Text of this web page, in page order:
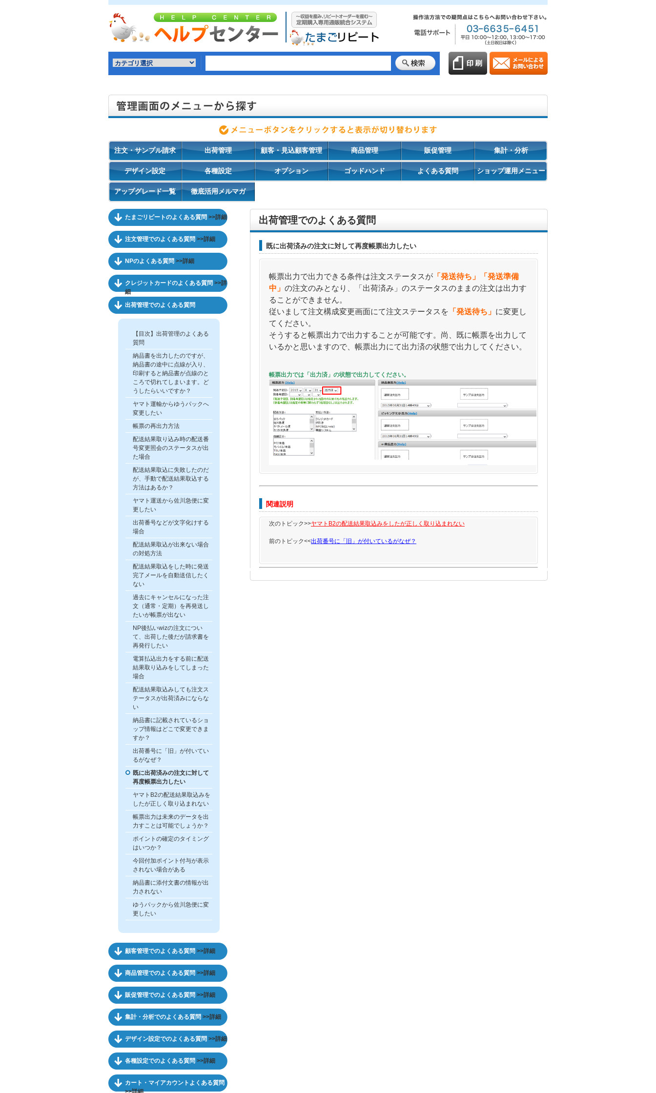
注文・サンプル請求 出荷管理 顧客・見込顧客管理 商品管理 販促管理 集計・分析
デザイン設定 各種設定 オプション ゴッドハンド よくある質問 ショップ運用メニュー
アップグレード一覧 徹底活用メルマガ
たまごリピートのよくある質問 >>詳細
注文管理でのよくある質問 >>詳細
NPのよくある質問 >>詳細
クレジットカードのよくある質問 >>詳
細
出荷管理でのよくある質問
【目次】出荷管理のよくある
質問
納品書を出力したのですが、
納品書の途中に点線が入り、
印刷すると納品書が点線のと
ころで切れてしまいます。ど
うしたらいいですか？
ヤマト運輸からゆうパックへ
変更したい
帳票の再出力方法
配送結果取り込み時の配送番
号変更照会のステータスが出
た場合
配送結果取込に失敗したのだ
が、手動で配送結果取込する
方法はあるか？
ヤマト運送から佐川急便に変
更したい
出荷番号などが文字化けする
場合
配送結果取込が出来ない場合
の対処方法
配送結果取込をした時に発送
完了メールを自動送信したく
ない
過去にキャンセルになった注
文（通常・定期）を再発送し
たいが帳票が出ない
NP後払いwizの注文につい
て、出荷した後だが請求書を
再発行したい
電算払込出力をする前に配送
結果取り込みをしてしまった
場合
配送結果取込みしても注文ス
テータスが出荷済みにならな
い
納品書に記載されているショ
ップ情報はどこで変更できま
すか？
出荷番号に「旧」が付いてい
るがなぜ？
既に出荷済みの注文に対して
再度帳票出力したい
ヤマトB2の配送結果取込みを
したが正しく取り込まれない
帳票出力は未来のデータを出
力すことは可能でしょうか？
ポイントの確定のタイミング
はいつか？
今回付加ポイント付与が表示
されない場合がある
納品書に添付文書の情報が出
力されない
ゆうパックから佐川急便に変
更したい
顧客管理でのよくある質問 >>詳細
商品管理でのよくある質問 >>詳細
販促管理でのよくある質問 >>詳細
集計・分析でのよくある質問 >>詳細
デザイン設定でのよくある質問 >>詳細
各種設定でのよくある質問 >>詳細
カート・マイアカウントよくある質問
>>詳細
出荷管理でのよくある質問
既に出荷済みの注文に対して再度帳票出力したい
帳票出力で出力できる条件は注文ステータスが 「発送待ち」「発送準備
中」 の注文のみとなり、
「出荷済み」のステータスのままの注文は出力す
ることができません。
従いまして注文構成変更画面にて注文ステータスを 「発送待ち」 に変更し
てください。
そうすると帳票出力で出力することが可能です。尚、既に帳票を出力して
いるかと思いますので、帳票出力にて出力済の状態で出力してください。
帳票出力では「出力済」の状態で出力してください。
関連説明
次のトピック>>ヤマトB2の配送結果取込みをしたが正しく取り込まれない
前のトピック<<出荷番号に「旧」が付いているがなぜ？